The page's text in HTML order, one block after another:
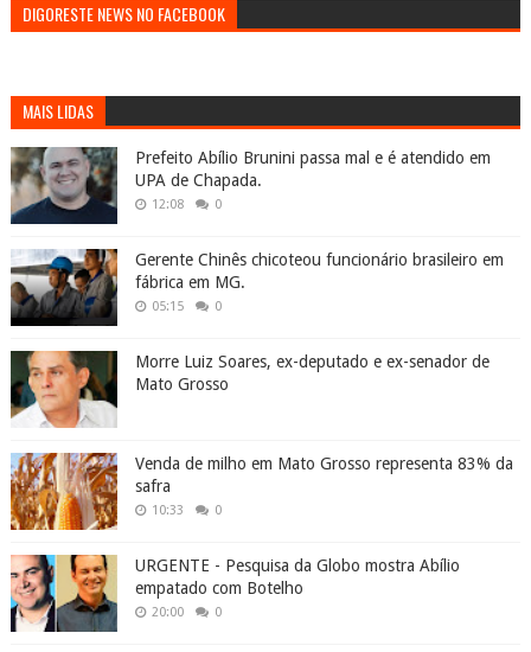
DIGORESTE NEWS NO FACEBOOK
MAIS LIDAS
Prefeito Abílio Brunini passa mal e é atendido em
UPA de Chapada.
12:08 0
Gerente Chinês chicoteou funcionário brasileiro em
fábrica em MG.
05:15 0
Morre Luiz Soares, ex-deputado e ex-senador de
Mato Grosso
Venda de milho em Mato Grosso representa 83% da
safra
10:33 0
URGENTE - Pesquisa da Globo mostra Abílio
empatado com Botelho
20:00 0